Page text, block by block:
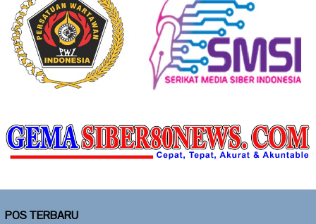
POS TERBARU